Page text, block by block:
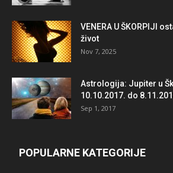
VENERA U ŠKORPIJI
život
Nov 7, 2025
Astrologija: Jupiter u
10.10.2017. do
Sep 1, 2017
POPULARNE KATEGORIJE